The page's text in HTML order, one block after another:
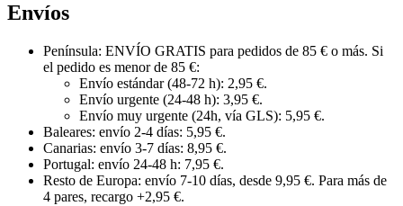
Envíos
Península: ENVÍO GRATIS para pedidos de 85 € o más. Si
el pedido es menor de 85 €:
Envío estándar (48-72 h): 2,95 €.
Envío urgente (24-48 h): 3,95 €.
Envío muy urgente (24h, vía GLS): 5,95 €.
Baleares: envío 2-4 días: 5,95 €.
Canarias: envío 3-7 días: 8,95 €.
Portugal: envío 24-48 h: 7,95 €.
Resto de Europa: envío 7-10 días, desde 9,95 €. Para más de
4 pares, recargo +2,95 €.